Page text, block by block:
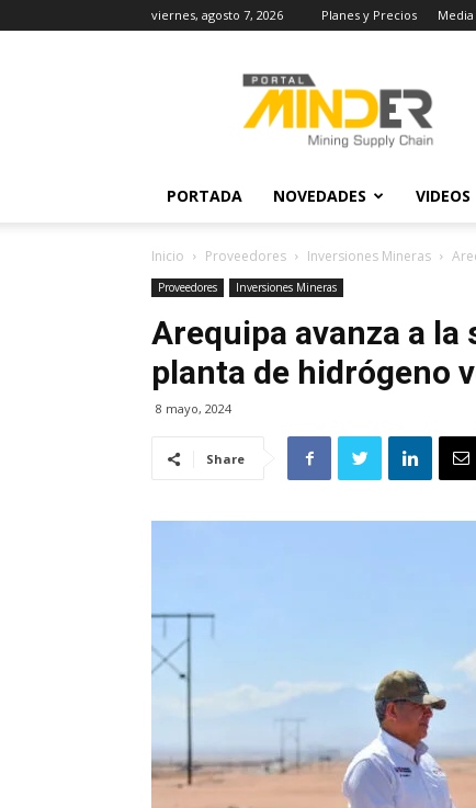
viernes, agosto 7, 2026 Planes y Precios
Actualidad
Minera
PORTADA NOVEDADES VIDEOS
Inicio Proveedores Inversiones Mineras
Proveedores Inversiones Mineras
Arequipa avanza a
planta de hidrógeno
8 mayo, 2024
Share